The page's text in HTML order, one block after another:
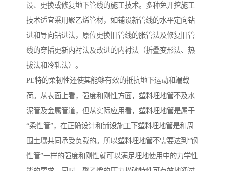
设、更换或修复地下管线的施工技术。多种免开挖施工
技术适宜采用聚乙烯管材，如铺设新管线的水平定向钻
进和导向钻进法，原位更换旧管线的胀管法及修复旧管
线的穿插更新内衬法及改进的内衬法（折叠变形法、热
拔法和冷轧法）。
PE特的柔韧性还使其能够有效的抵抗地下运动和端载
荷。从表面上看，强度和刚性方面，塑料埋地管不及水
泥管及金属管道，但从实际应用看，塑料埋地管是属于
“柔性管”，在正确设计和铺设施工下塑料埋地管是和周
围土壤共同承受负载的。所以塑料埋地管不需要达到“钢
性管”一样的强度和刚性就可以满足埋地使用中的力学性